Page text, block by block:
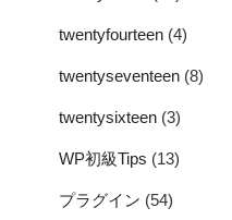
twentyfourteen (4)
twentyseventeen (8)
twentysixteen (3)
WP初級Tips (13)
プラグイン (54)